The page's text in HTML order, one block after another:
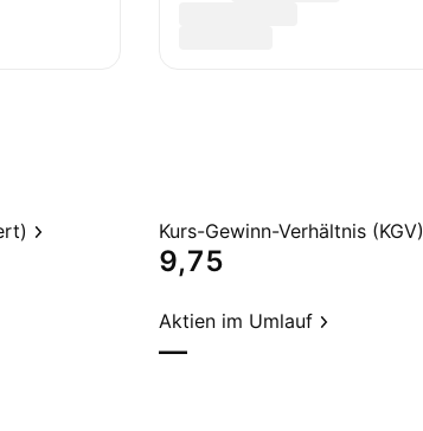
Kurs-Gewinn-Verhältnis (KGV)
9,75
Aktien im Umlauf
—